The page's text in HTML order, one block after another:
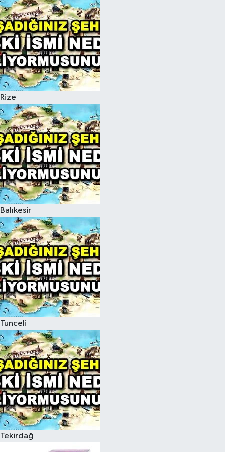
Rize
Balıkesir
Tunceli
Tekirdağ